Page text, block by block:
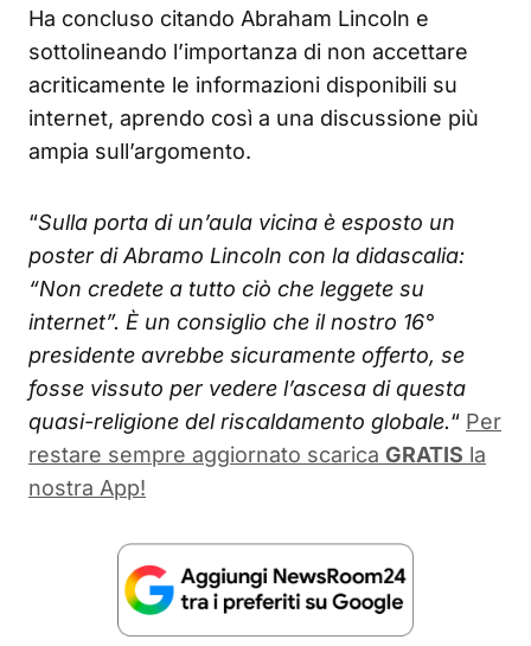
Ha concluso citando Abraham Lincoln e
sottolineando l’importanza di non accettare
acriticamente le informazioni disponibili su
internet, aprendo così a una discussione più
ampia sull’argomento.
“Sulla porta di un’aula vicina è esposto un
poster di Abramo Lincoln con la didascalia:
“Non credete a tutto ciò che leggete su
internet”. È un consiglio che il nostro 16°
presidente avrebbe sicuramente offerto, se
fosse vissuto per vedere l’ascesa di questa
quasi-religione del riscaldamento globale.“ Per
restare sempre aggiornato scarica GRATIS la
nostra App!